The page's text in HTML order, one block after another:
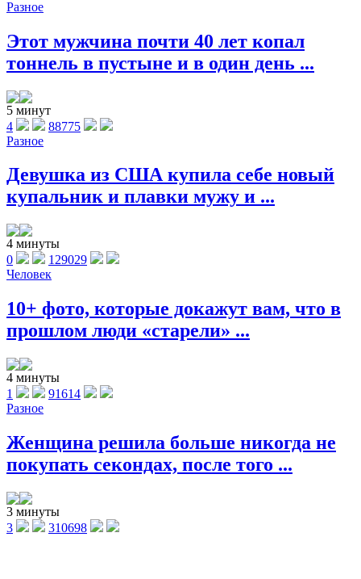
Разное
Этот мужчина почти 40 лет копал
тоннель в пустыне и в один день ...
5 минут
4
88775
Разное
Девушка из США купила себе новый
купальник и плавки мужу и ...
4 минуты
0
129029
Человек
10+ фото, которые докажут вам, что в
прошлом люди «старели» ...
4 минуты
1
91614
Разное
Женщина решила больше никогда не
покупать секондах, после того ...
3 минуты
3
310698